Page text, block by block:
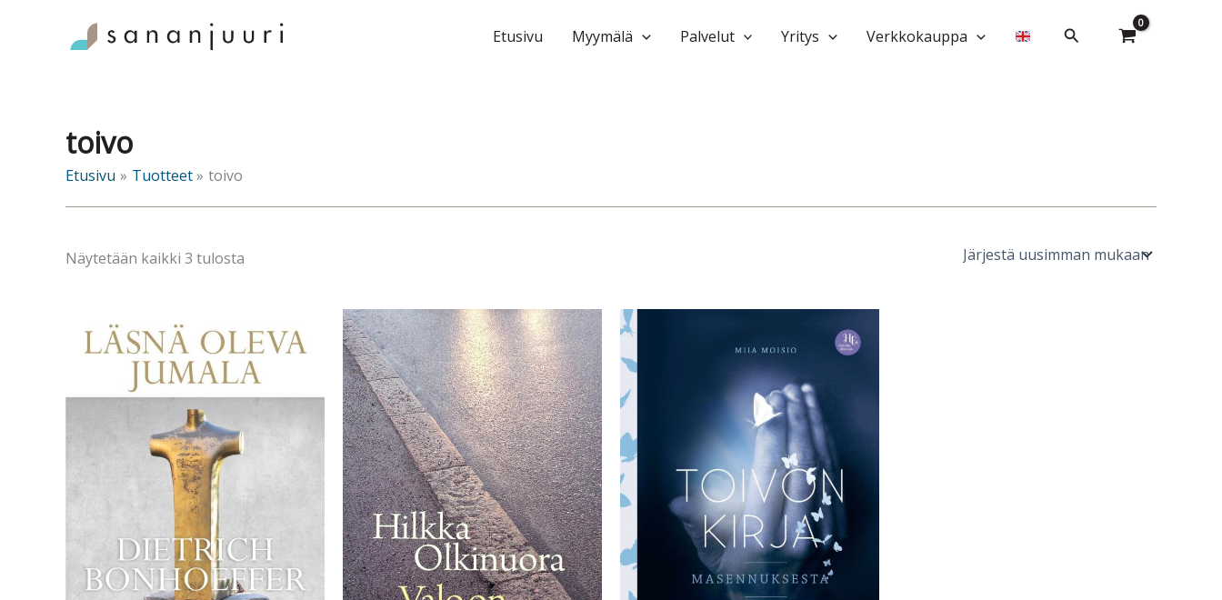
Etusivu Myymälä Palvelut Yritys Verkkokauppa Hae
toivo
Etusivu Tuotteet toivo
Näytetään kaikki 3 tulosta